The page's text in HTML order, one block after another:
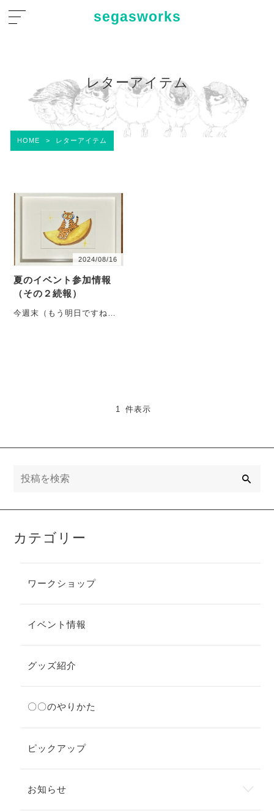
segasworks
レターアイテム
HOME > レターアイテム
2024/08/16
夏のイベント参加情報
（その２続報）
今週末（もう明日ですね）
1 件表示
カテゴリー
ワークショップ
イベント情報
グッズ紹介
〇〇のやりかた
ピックアップ
お知らせ